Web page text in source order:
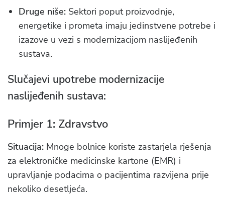
Druge niše: Sektori poput proizvodnje,
energetike i prometa imaju jedinstvene potrebe i
izazove u vezi s modernizacijom naslijeđenih
sustava.
Slučajevi upotrebe modernizacije
naslijeđenih sustava:
Primjer 1: Zdravstvo
Situacija: Mnoge bolnice koriste zastarjela rješenja
za elektroničke medicinske kartone (EMR) i
upravljanje podacima o pacijentima razvijena prije
nekoliko desetljeća.